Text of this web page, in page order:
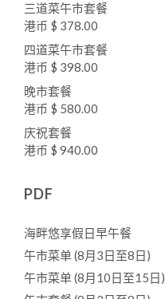
三道菜午市套餐
港币 $ 378.00
四道菜午市套餐
港币 $ 398.00
晚市套餐
港币 $ 580.00
庆祝套餐
港币 $ 940.00
PDF
海畔悠享假日早午餐
午市菜单 (8月3日至8日)
午市菜单 (8月10日至15日)